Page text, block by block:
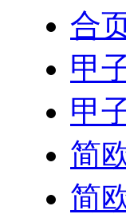
合
甲
甲
简
简